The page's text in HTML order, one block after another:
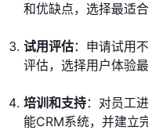
和优缺点，选择最适合
试用评估：申请试用
评估，选择用户体验最
培训和支持：对员工
能CRM系统，并建立